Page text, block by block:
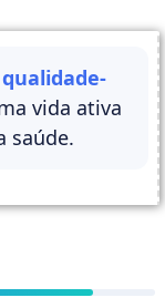
qualidade-
vida ativa
saúde.